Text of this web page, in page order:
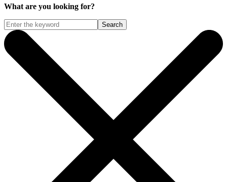
What are you looking for?
Search